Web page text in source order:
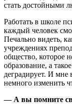
стать достойными
Работать в школе
каждый человек
Печально видеть,
учреждениях
общество, которое
образование, а
деградирует. И мне
немного изменить
— А вы помните